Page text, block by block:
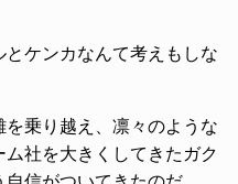
ケンカなんて考えもしな
乗り越え、凛々のような
社を大きくしてきたガク